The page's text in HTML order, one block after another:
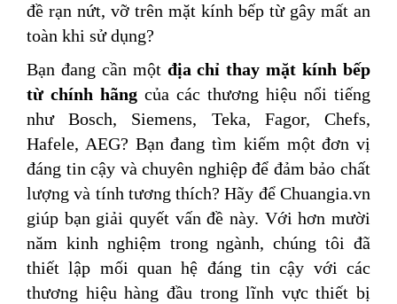
đề rạn nứt, vỡ trên mặt kính bếp từ gây mất an
toàn khi sử dụng?
Bạn đang cần một địa chỉ thay mặt kính bếp
từ chính hãng của các thương hiệu nổi tiếng
như Bosch, Siemens, Teka, Fagor, Chefs,
Hafele, AEG? Bạn đang tìm kiếm một đơn vị
đáng tin cậy và chuyên nghiệp để đảm bảo chất
lượng và tính tương thích? Hãy để Chuangia.vn
giúp bạn giải quyết vấn đề này. Với hơn mười
năm kinh nghiệm trong ngành, chúng tôi đã
thiết lập mối quan hệ đáng tin cậy với các
thương hiệu hàng đầu trong lĩnh vực thiết bị